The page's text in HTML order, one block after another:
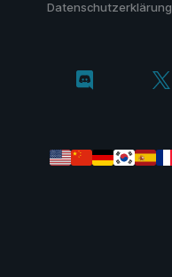
Datenschutzerklärung